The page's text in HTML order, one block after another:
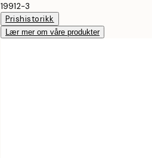
19912-3
Prishistorikk
Lær mer om våre produkter